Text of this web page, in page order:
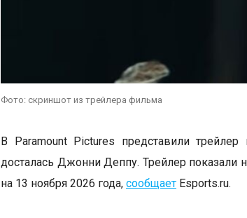
Фото: скриншот из трейлера фильма
В Paramount Pictures представили
досталась Джонни Деппу. Трейлер показали
на 13 ноября 2026 года, сообщает Еsports.ru.